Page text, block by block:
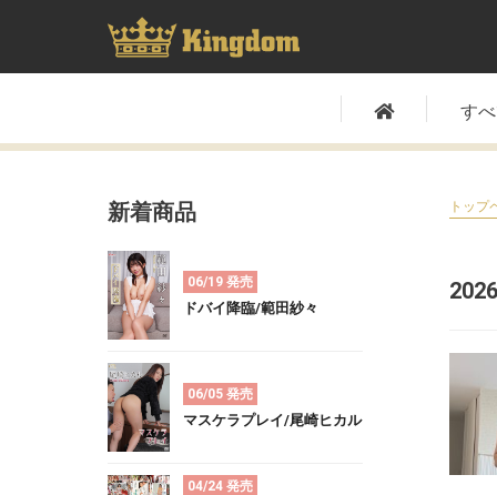
す
新着商品
06/19 発売
ドバイ降臨/範田紗々
06/05 発売
マスケラプレイ/尾崎ヒカル
04/24 発売
トップ